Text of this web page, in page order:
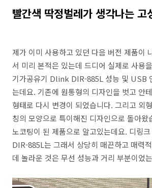
빨간색 딱정벌레가 생각나는 고
제가 이미 사용하고 있던 다음 버전 제품이
서 미리 본적은 있는데 드디어 실제로 사용
기가공유기 Dlink DIR-885L 성능 및 USB
는데요. 기존에 원통형의 디자인을 벗고 안
형태로 다시 변경이 되었습니다. 그리고 외
칭의 모양으로 특이해진 디자인으로 돌아왔
노코팅이 된 제품으로 알고있는데요. 디링
DIR-885L는 그래서 상당히 매끈하고 매력
데 놀라운 것은 무선 성능과 거리 부분이었